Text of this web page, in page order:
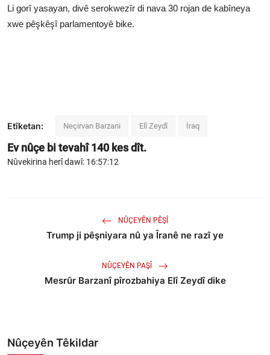
Li gorî yasayan, divê serokwezîr di nava 30 rojan de kabîneya
xwe pêşkêşî parlamentoyê bike.
Etîketan: Neçirvan Barzani Elî Zeydî İraq
Ev nûçe bi tevahî140 kes dît.
Nûvekirina herî dawî: 16:57:12
NÛÇEYÊN PÊŞÎ
Trump ji pêşniyara nû ya Îranê ne razî ye
NÛÇEYÊN PAŞÎ
Mesrûr Barzanî pîrozbahiya Elî Zeydî dike
Nûçeyên Têkildar